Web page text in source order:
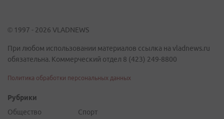
© 1997 - 2026 VLADNEWS
При любом использовании материалов ссылка на vladnews.ru
обязательна. Коммерческий отдел 8 (423) 249-8800
Политика обработки персональных данных
Рубрики
Общество
Спорт